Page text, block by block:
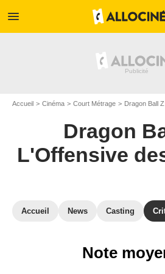
menu
Accueil Cinéma Court Métrage Dragon Ball
Dragon
L'Offensive
Accueil News Casting
Note